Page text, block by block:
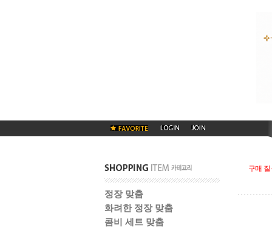
정장 맞춤
화려한 정장 맞춤
콤비 세트 맞춤
구매